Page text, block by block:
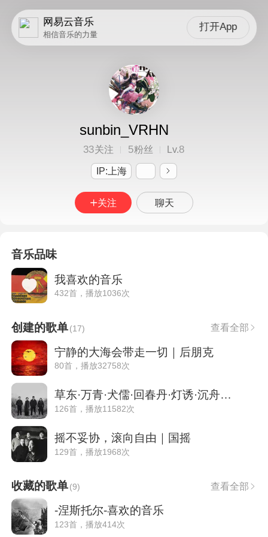
网易云音乐
相信音乐的力量
打开App
sunbin_VRHN
33关注 5粉丝 Lv.8
IP:上海
关注 聊天
音乐品味
我喜欢的音乐
432首，播放1036次
创建的歌单(17) 查看全部
宁静的大海会带走一切｜后朋克
80首，播放32758次
草东·万青·犬儒·回春丹·灯诱·沉舟·球
126首，播放11582次
摇不妥协，滚向自由｜国摇
129首，播放1968次
收藏的歌单(9) 查看全部
-涅斯托尔-喜欢的音乐
123首，播放414次